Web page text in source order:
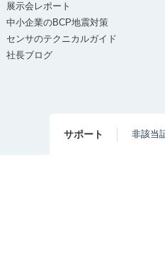
展示会レポート
中小企業のBCP地震対策
センサのテクニカルガイド
社長ブログ
サポート 非該当